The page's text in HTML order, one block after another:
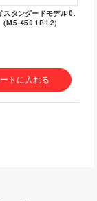
スタンダードモデル 0.
M5-450 1P.12）
トに入れる